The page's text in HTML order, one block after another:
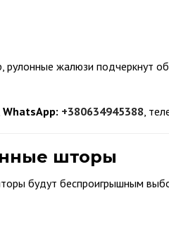
рулонные жалюзи подчеркнут
WhatsApp: +380634945388 ,
шторы
будут беспроигрышным